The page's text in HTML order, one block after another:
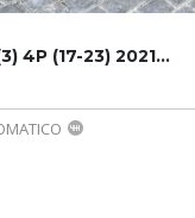
4P (17-23) 2021...